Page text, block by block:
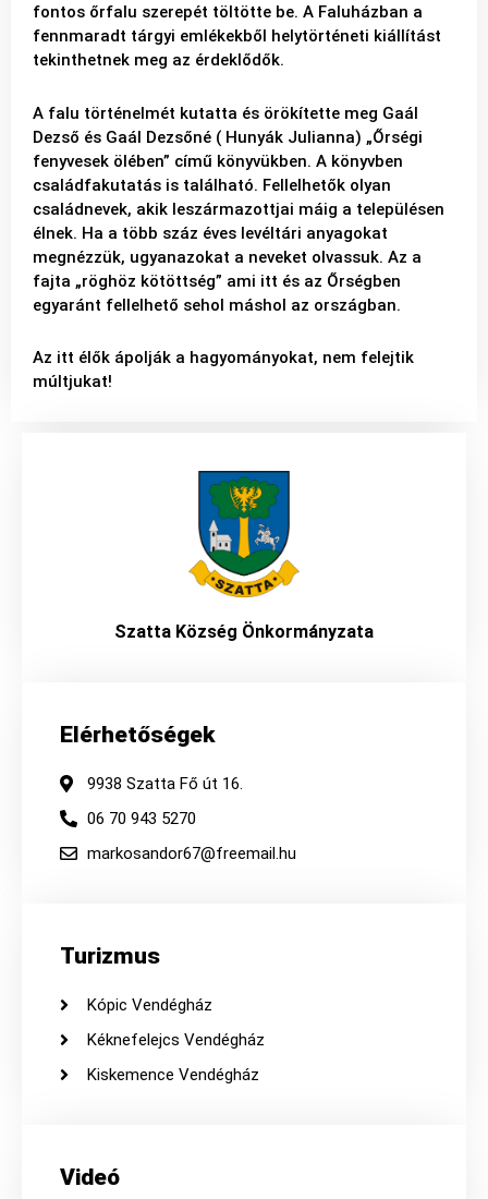
fontos őrfalu szerepét töltötte be. A Faluházban a
fennmaradt tárgyi emlékekből helytörténeti kiállítást
tekinthetnek meg az érdeklődők.
A falu történelmét kutatta és örökítette meg Gaál
Dezső és Gaál Dezsőné ( Hunyák Julianna) „Őrségi
fenyvesek ölében” című könyvükben. A könyvben
családfakutatás is található. Fellelhetők olyan
családnevek, akik leszármazottjai máig a településen
élnek. Ha a több száz éves levéltári anyagokat
megnézzük, ugyanazokat a neveket olvassuk. Az a
fajta „röghöz kötöttség” ami itt és az Őrségben
egyaránt fellelhető sehol máshol az országban.
Az itt élők ápolják a hagyományokat, nem felejtik
múltjukat!
Szatta Község Önkormányzata
Elérhetőségek
9938 Szatta Fő út 16.
06 70 943 5270
markosandor67@freemail.hu
Turizmus
Kópic Vendégház
Kéknefelejcs Vendégház
Kiskemence Vendégház
Videó